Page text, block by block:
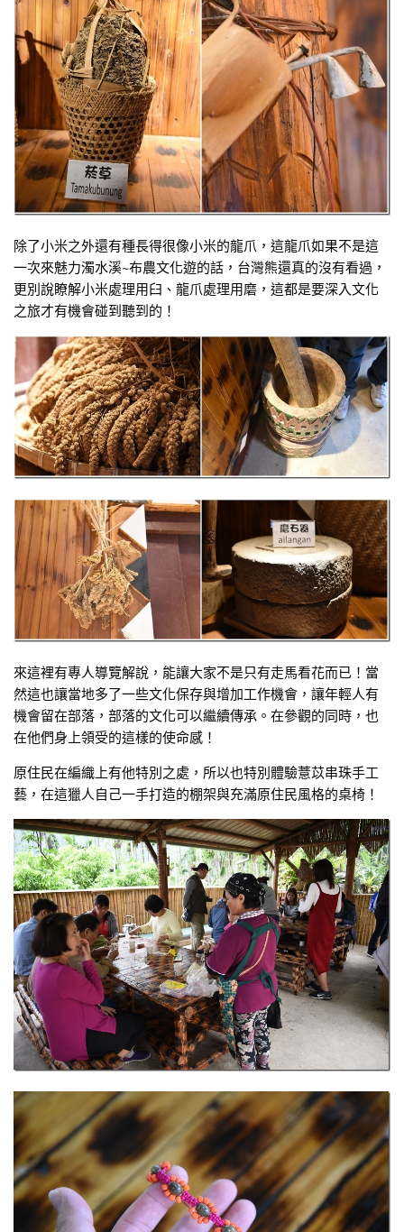
除了小米之外還有種長得很像小米的龍爪，這龍爪如果不是這
一次來魅力濁水溪~布農文化遊的話，台灣熊還真的沒有看過，
更別說瞭解小米處理用臼、龍爪處理用磨，這都是要深入文化
之旅才有機會碰到聽到的！
來這裡有專人導覽解說，能讓大家不是只有走馬看花而已！當
然這也讓當地多了一些文化保存與增加工作機會，讓年輕人有
機會留在部落，部落的文化可以繼續傳承。在參觀的同時，也
在他們身上領受的這樣的使命感！
原住民在編織上有他特別之處，所以也特別體驗薏苡串珠手工
藝，在這獵人自己一手打造的棚架與充滿原住民風格的桌椅！